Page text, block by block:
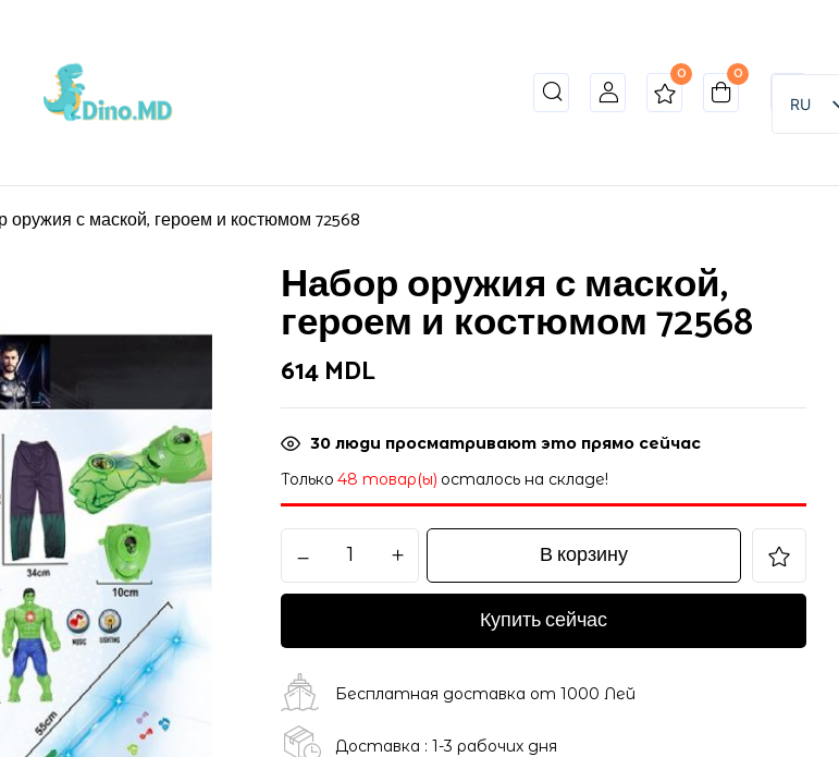
0 0
RU
оружия с маской, героем и костюмом 72568
Набор оружия с маской,
героем и костюмом 72568
614MDL
30 люди просматривают это прямо сейчас
Только 48 товар(ы) осталось на складе!
В корзину
Купить сейчас
Бесплатная доставка от 1000 Лей
Доставка : 1-3 рабочих дня
Be the first to review “Набор оружия с маской, героем и
Сохранить моё имя, email и адрес сайта в этом браузере для последующих
моих комментариев.